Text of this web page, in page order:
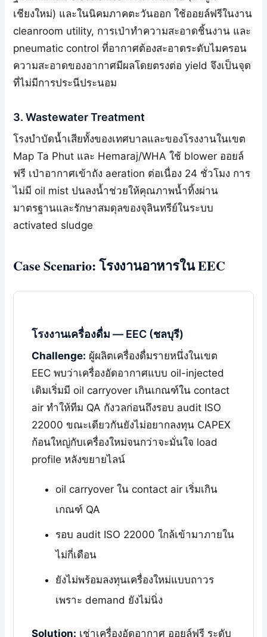
เชียงใหม่) และในนิคมภาคตะวันออก ใช้ออยล์ฟรีในงาน
cleanroom utility, การเป่าทำความสะอาดชิ้นงาน และ
pneumatic control ที่อากาศต้องสะอาดระดับไมครอน
ความสะอาดของอากาศมีผลโดยตรงต่อ yield จึงเป็นจุด
ที่ไม่มีการประนีประนอม
3. Wastewater Treatment
โรงบำบัดน้ำเสียทั้งของเทศบาลและของโรงงานในเขต
Map Ta Phut และ Hemaraj/WHA ใช้ blower ออยล์
ฟรี เป่าอากาศเข้าถัง aeration ต่อเนื่อง 24 ชั่วโมง การ
ไม่มี oil mist ปนลงน้ำช่วยให้คุณภาพน้ำทิ้งผ่าน
มาตรฐานและรักษาสมดุลของจุลินทรีย์ในระบบ
activated sludge
Case Scenario: โรงงานอาหารใน EEC
โรงงานเครื่องดื่ม — EEC (ชลบุรี)
Challenge: ผู้ผลิตเครื่องดื่มรายหนึ่งในเขต
EEC พบว่าเครื่องอัดอากาศแบบ oil-injected
เดิมเริ่มมี oil carryover เกินเกณฑ์ใน contact
air ทำให้ทีม QA กังวลก่อนถึงรอบ audit ISO
22000 ขณะเดียวกันยังไม่อยากลงทุน CAPEX
ก้อนใหญ่กับเครื่องใหม่จนกว่าจะมั่นใจ load
profile หลังขยายไลน์
oil carryover ใน contact air เริ่มเกิน
เกณฑ์ QA
รอบ audit ISO 22000 ใกล้เข้ามาภายใน
ไม่กี่เดือน
ยังไม่พร้อมลงทุนเครื่องใหม่แบบถาวร
เพราะ demand ยังไม่นิ่ง
Solution: เช่าเครื่องอัดอากาศ ออยล์ฟรี ระดับ